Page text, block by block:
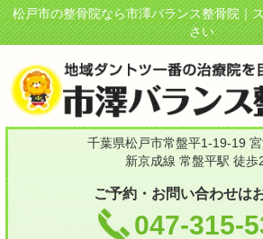
松戸市の整骨院なら市澤バランス整骨院｜
さい
千葉県松戸市常盤平1-19-19
新京成線 常盤平駅 徒歩
ご予約・お問い合わせは
047-315-